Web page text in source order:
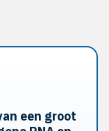
een groot